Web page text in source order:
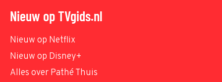
Nieuw op TVgids.nl
Nieuw op Netflix
Nieuw op Disney+
Alles over Pathé Thuis